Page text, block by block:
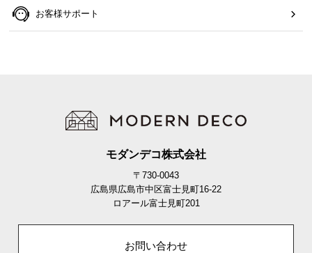
お客様サポート
モダンデコ株式会社
〒730-0043
広島県広島市中区富士見町16-22
ロアール富士見町201
お問い合わせ